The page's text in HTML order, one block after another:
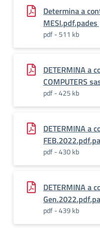
Determina a
pdf - 511 kb
DETERMINA a
COMPUTERS
pdf - 425 kb
DETERMINA a
pdf - 430 kb
DETERMINA a
pdf - 439 kb